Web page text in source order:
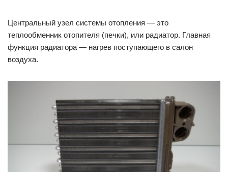
Центральный узел системы отопления — это
теплообменник отопителя (печки), или радиатор. Главная
функция радиатора — нагрев поступающего в салон
воздуха.